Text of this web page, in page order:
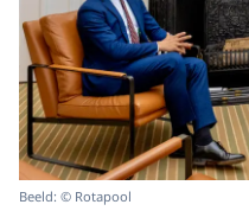
Beeld: © Rotapool